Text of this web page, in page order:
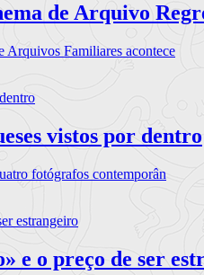
de Arquivo
Familiares acontece
vistos por dentro
fotógrafos contemporân
e o preço de ser